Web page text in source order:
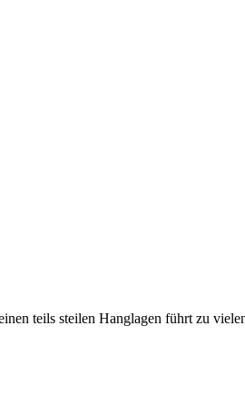
teils steilen Hanglagen führt zu